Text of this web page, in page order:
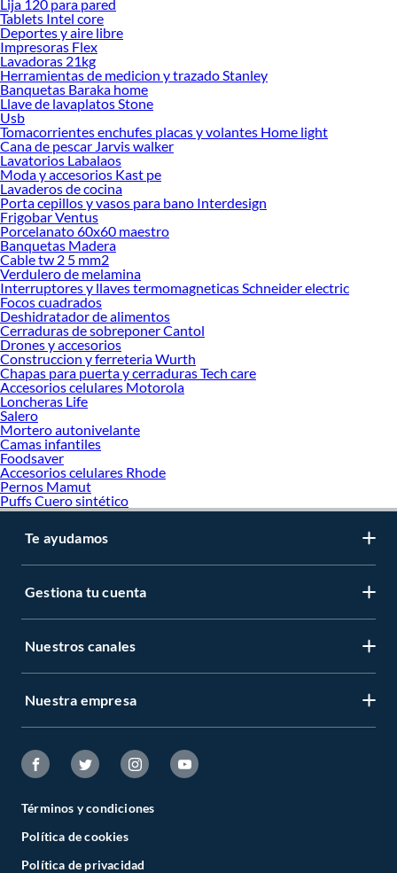
Si buscar ahorrar, estás en la tienda correcta porque en Sodimac tenemos
nuestra política de precios bajos garantizados en Martillos, así que no dudes más
y compra online este producto con sus complementos para que termines tu
proyecto al 100% a un costo económico. Además, elige entre las opciones de
delivery o recojo en tienda.
Las mejores marcas de Martillos
Sabemos que la calidad, confianza y seguridad son factores importantes al
momento de decidir qué modelo comprar, por ello contamos con una amplia
oferta de marcas prestigiosas y reconocidas en Martillos. De esta manera,
inviertes en durabilidad, rendimiento, excelencia y satisfacción garantizada.
Lija 120 para pared
Tablets Intel core
Deportes y aire libre
Impresoras Flex
Lavadoras 21kg
Herramientas de medicion y trazado Stanley
Banquetas Baraka home
Llave de lavaplatos Stone
Usb
Tomacorrientes enchufes placas y volantes Home light
Cana de pescar Jarvis walker
Lavatorios Labalaos
Moda y accesorios Kast pe
Lavaderos de cocina
Porta cepillos y vasos para bano Interdesign
Frigobar Ventus
Porcelanato 60x60 maestro
Banquetas Madera
Cable tw 2 5 mm2
Verdulero de melamina
Interruptores y llaves termomagneticas Schneider electric
Focos cuadrados
Deshidratador de alimentos
Cerraduras de sobreponer Cantol
Drones y accesorios
Construccion y ferreteria Wurth
Chapas para puerta y cerraduras Tech care
Accesorios celulares Motorola
Loncheras Life
Salero
Mortero autonivelante
Camas infantiles
Foodsaver
Accesorios celulares Rhode
Pernos Mamut
Puffs Cuero sintético
Te ayudamos
Gestiona tu cuenta
Nuestros canales
Nuestra empresa
Términos y condiciones
Política de cookies
Política de privacidad